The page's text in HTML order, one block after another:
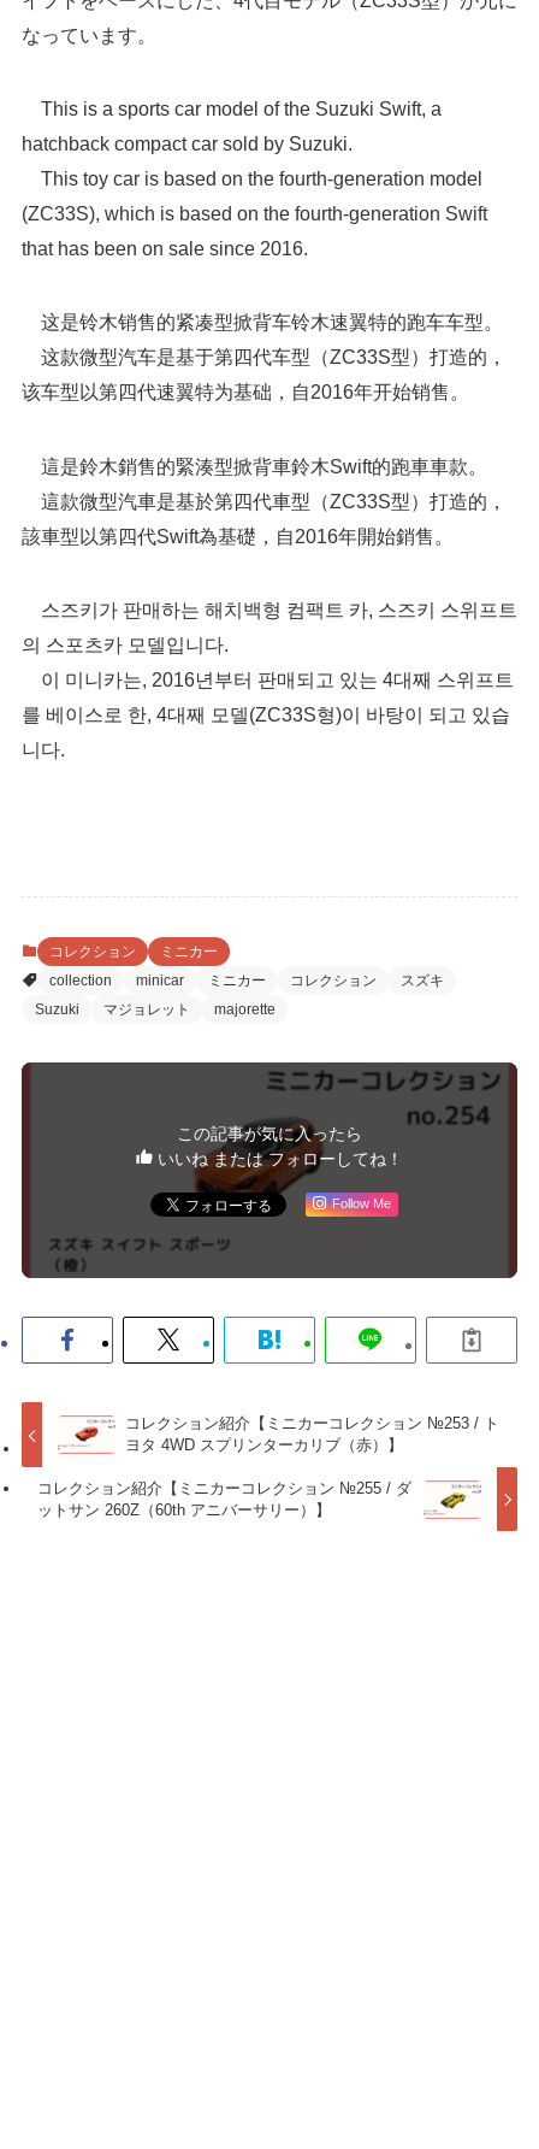
なっています。
This is a sports car model of the Suzuki Swift, a
hatchback compact car sold by Suzuki.
This toy car is based on the fourth-generation model
(ZC33S), which is based on the fourth-generation Swift
that has been on sale since 2016.
这是铃木销售的紧凑型掀背车铃木速翼特的跑车车型。
这款微型汽车是基于第四代车型（ZC33S型）打造的，
该车型以第四代速翼特为基础，自2016年开始销售。
這是鈴木銷售的緊湊型掀背車鈴木Swift的跑車車款。
這款微型汽車是基於第四代車型（ZC33S型）打造的，
該車型以第四代Swift為基礎，自2016年開始銷售。
스즈키가 판매하는 해치백형 컴팩트 카, 스즈키 스위프트
의 스포츠카 모델입니다.
이 미니카는, 2016년부터 판매되고 있는 4대째 스위프트
를 베이스로 한, 4대째 모델(ZC33S형)이 바탕이 되고 있습
니다.
コレクション
ミニカー
collection
minicar ミニカー コレクション
スズキ
Suzuki
マジョレット majorette
この記事が気に入ったら
いいね または フォローしてね！
Follow Me
コレクション紹介【ミニカーコレクション №253 / ト
ヨタ 4WD スプリンターカリブ（赤）】
コレクション紹介【ミニカーコレクション №255 / ダ
ットサン 260Z（60th アニバーサリー）】